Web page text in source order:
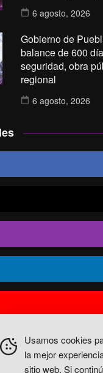
6 agosto, 2026
Gobierno de
balance de 600
seguridad, obra
regional
6 agosto, 2026
Usamos cookies
la mejor
sitio web. Si